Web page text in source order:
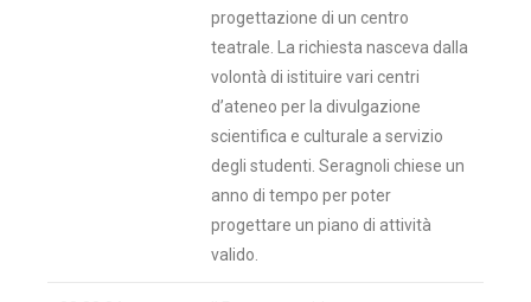
progettazione di un centro
teatrale. La richiesta nasceva dalla
volontà di istituire vari centri
d’ateneo per la divulgazione
scientifica e culturale a servizio
degli studenti. Seragnoli chiese un
anno di tempo per poter
progettare un piano di attività
valido.